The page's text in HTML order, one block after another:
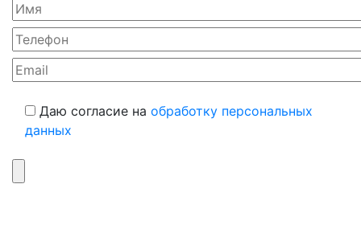
Даю согласие на обработку персональных
данных